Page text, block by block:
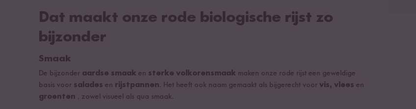
Dat maakt onze rode biologische rijst zo
bijzonder
Smaak
De bijzonder aardse smaak en sterke volkorensmaak maken onze rode rijst een geweldige
basis voor salades en rijstpannen. Het heeft ook naam gemaakt als bijgerecht voor vis, vlees en
groenten , zowel visueel als qua smaak.